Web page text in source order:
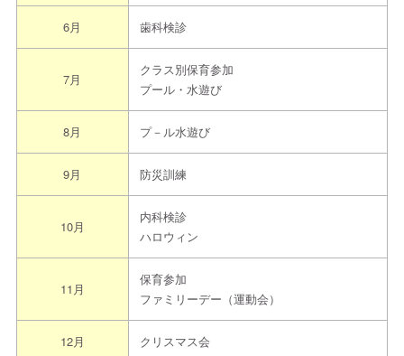
6月 歯科検診
7月
クラス別保育参加
プール・水遊び
8月 プ－ル水遊び
9月 防災訓練
10月
内科検診
ハロウィン
11月
保育参加
ファミリーデー（運動会）
12月 クリスマス会